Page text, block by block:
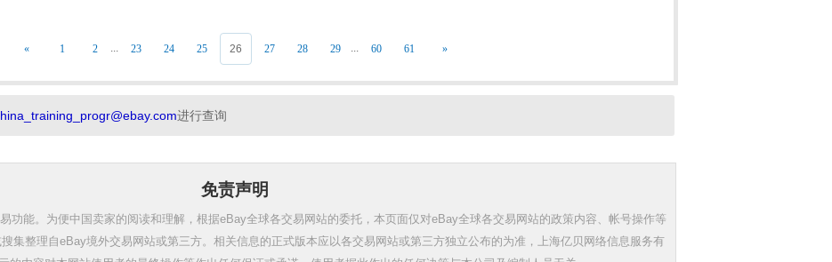
« 1 2 ... 23 24 25 26 27 28 29 ... 60 61 »
进行查询
免责声明
功能。为便中国卖家的阅读和理解，根据eBay全球各交易网站的委托，本页面仅对eBay全球各交易网站的政策内容、帐号操作等
集整理自eBay境外交易网站或第三方。相关信息的正式版本应以各交易网站或第三方独立公布的为准，上海亿贝网络信息服务有